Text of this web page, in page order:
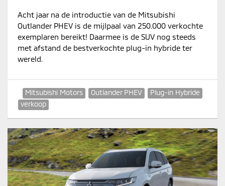
Acht jaar na de introductie van de Mitsubishi
Outlander PHEV is de mijlpaal van 250.000 verkochte
exemplaren bereikt! Daarmee is de SUV nog steeds
met afstand de bestverkochte plug-in hybride ter
wereld.
Mitsubishi Motors Outlander PHEV
Plug-in Hybride
verkoop